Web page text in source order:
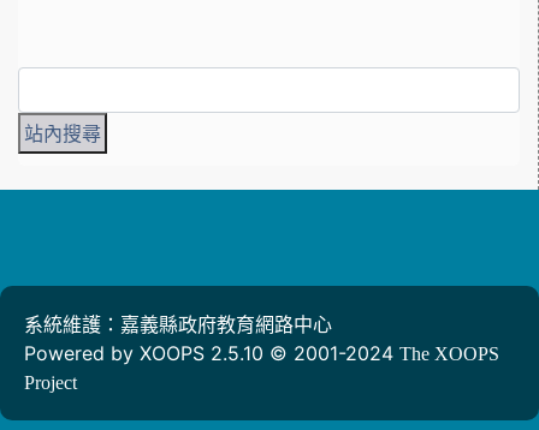
系統維護：嘉義縣政府教育網路中心
Powered by XOOPS 2.5.10 © 2001-2024 The XOOPS
Project